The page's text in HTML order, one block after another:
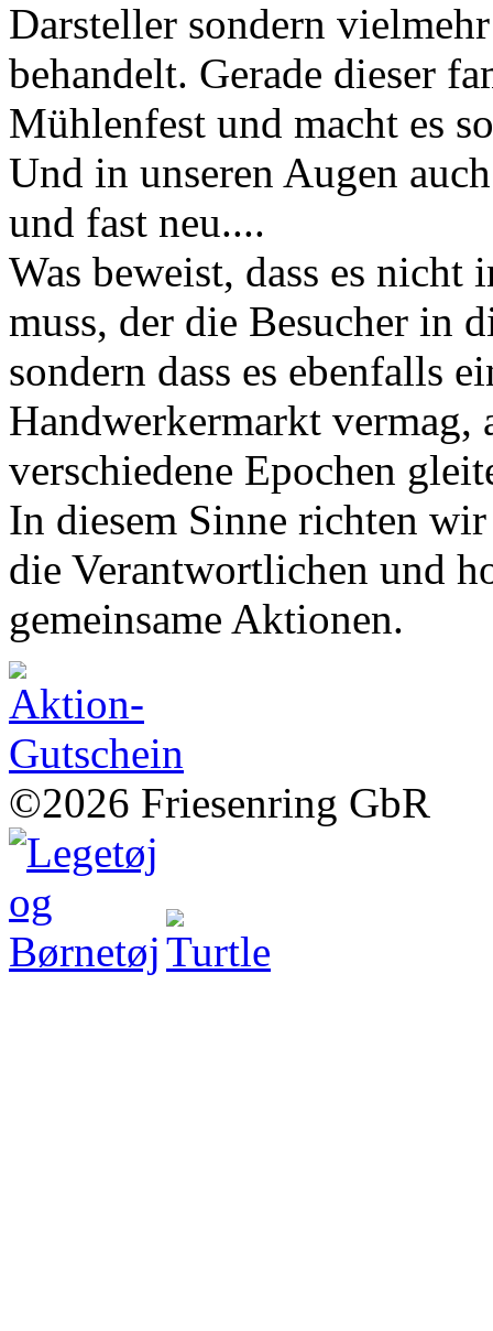
Darsteller sondern
behandelt. Gerade dieser
Mühlenfest und macht es
Und in unseren Augen
und fast neu....
Was beweist, dass es
muss, der die Besucher in
sondern dass es ebenfalls
Handwerkermarkt vermag,
verschiedene Epochen
In diesem Sinne richten
die Verantwortlichen und
gemeinsame Aktionen.
©2026 Friesenring GbR